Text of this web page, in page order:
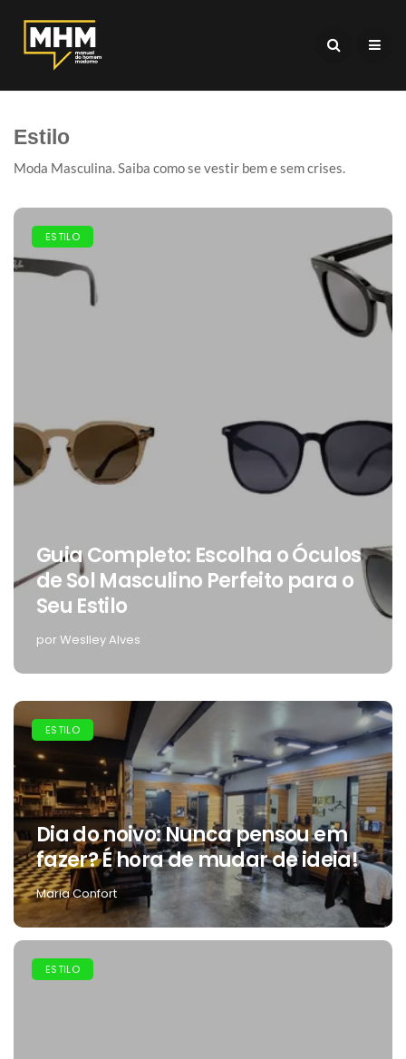
Estilo
Moda Masculina. Saiba como se vestir bem e sem crises.
ESTILO
Guia Completo: Escolha o Óculos
de Sol Masculino Perfeito para o
Seu Estilo
por Weslley Alves
ESTILO
Dia do noivo: Nunca pensou em
fazer? É hora de mudar de ideia!
Maria Confort
ESTILO